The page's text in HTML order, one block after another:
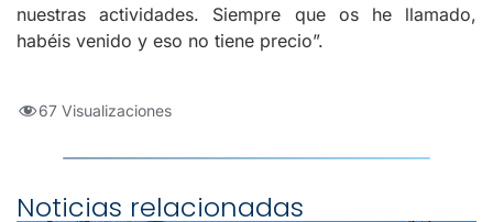
nuestras actividades. Siempre que os he llamado,
habéis venido y eso no tiene precio”.
67 Visualizaciones
Noticias relacionadas